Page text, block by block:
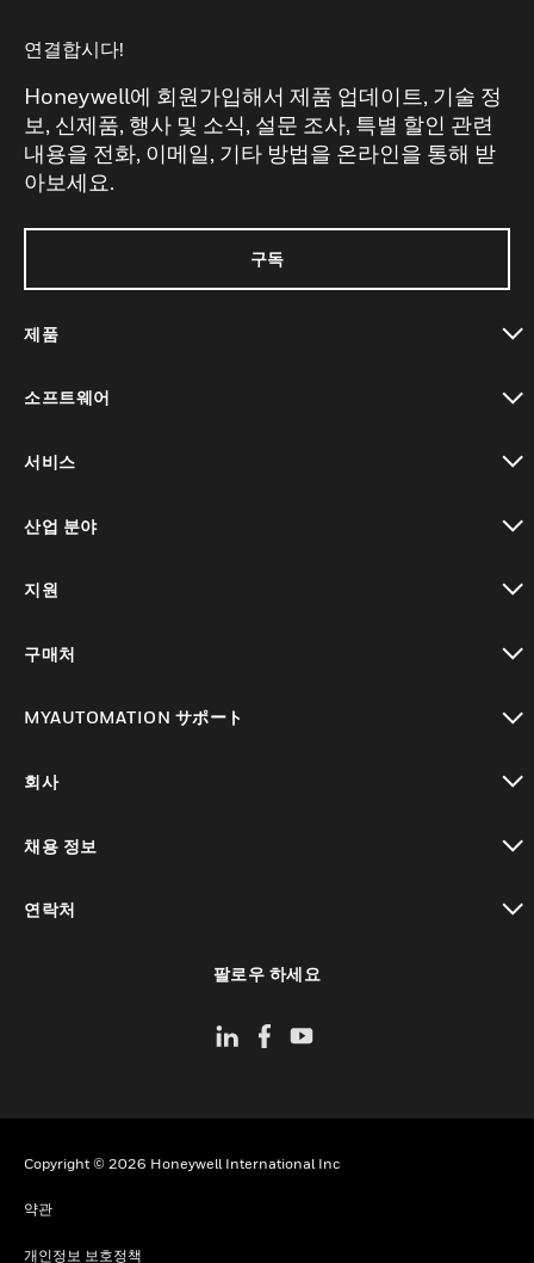
연결합시다!
Honeywell에 회원가입해서 제품 업데이트, 기술 정
보, 신제품, 행사 및 소식, 설문 조사, 특별 할인 관련
내용을 전화, 이메일, 기타 방법을 온라인을 통해 받
아보세요.
구독
제품
소프트웨어
서비스
산업 분야
지원
구매처
MYAUTOMATION サポート
회사
채용 정보
연락처
팔로우 하세요
Copyright © 2026 Honeywell International Inc
약관
개인정보 보호정책